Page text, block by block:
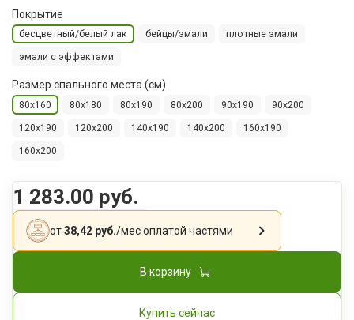
Покрытие
бесцветный/белый лак бейцы/эмали плотные эмали
эмали с эффектами
Размер спального места (см)
80x160 80x180 80x190 80x200 90x190 90x200
120x190 120x200 140x190 140x200 160x190
160x200
1 283.00 руб.
от38,42 руб./месоплатой частями
В корзину
Купить сейчас